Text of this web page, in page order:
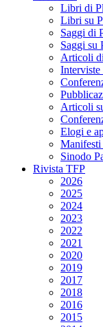
Libri di
Libri su
Saggi di
Saggi su
Articoli
Articoli
Elogi e
Manifesti
Sinodo
Rivista TFP
2026
2025
2024
2023
2022
2021
2020
2019
2017
2018
2016
2015